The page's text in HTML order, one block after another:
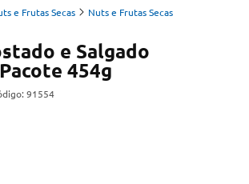
e Frutas Secas Nuts e Frutas Secas
e Salgado
454g
91554